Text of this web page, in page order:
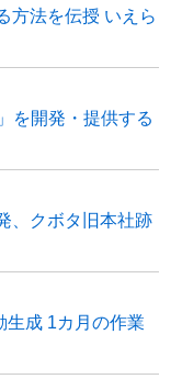
方法を伝授 いえら
を開発・提供する
、クボタ旧本社跡
生成 1カ月の作業